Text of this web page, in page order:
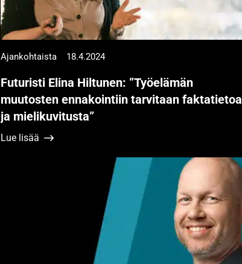
Ajankohtaista 18.4.2024
Futuristi Elina Hiltunen: ”Työelämän
muutosten ennakointiin tarvitaan faktatietoa
ja mielikuvitusta”
Lue lisää